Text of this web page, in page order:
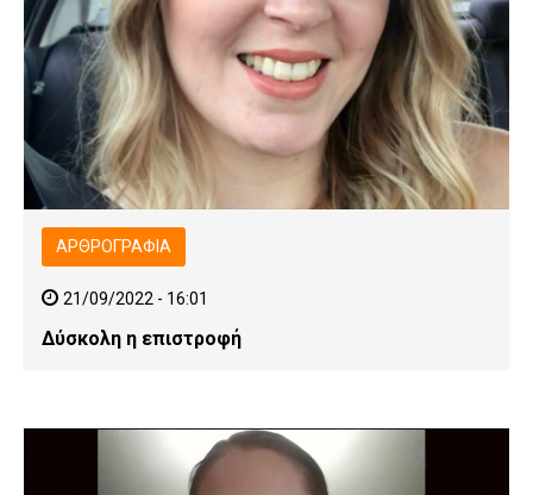
ΑΡΘΡΟΓΡΑΦΊΑ
21/09/2022 - 16:01
Δύσκολη η επιστροφή